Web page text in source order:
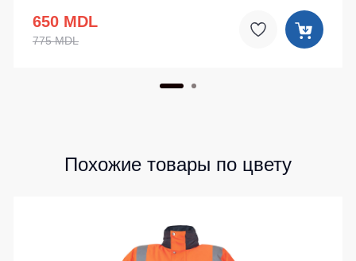
650 MDL
775 MDL
Похожие товары по цвету